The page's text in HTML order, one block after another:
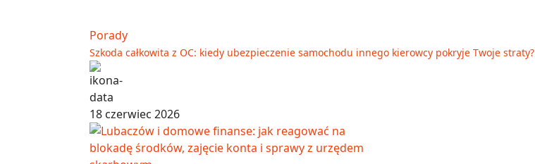
Porady
Szkoda całkowita z OC: kiedy ubezpieczenie samochodu innego kierowcy pokryje Twoje straty?
18 czerwiec 2026